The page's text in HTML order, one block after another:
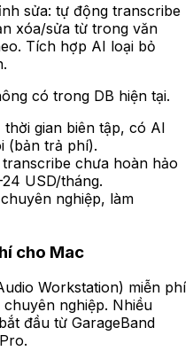
sửa: tự động transcribe
xóa/sửa từ trong văn
Tích hợp AI loại bỏ
có trong DB hiện tại.
thời gian biên tập, có AI
(bản trả phí).
transcribe chưa hoàn hảo
USD/tháng.
nghiệp, làm
cho Mac
Workstation) miễn phí
nghiệp. Nhiều
đầu từ GarageBand